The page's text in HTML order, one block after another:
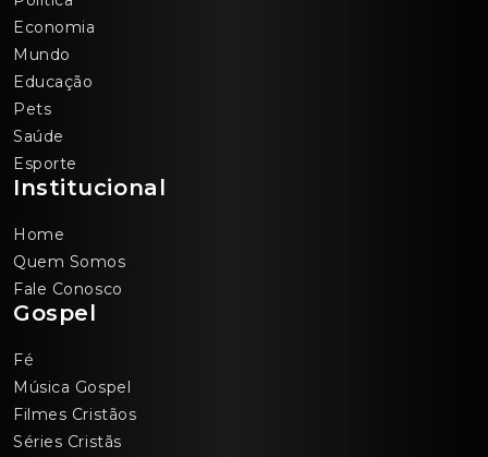
Economia
Mundo
Educação
Pets
Saúde
Esporte
Institucional
Home
Quem Somos
Fale Conosco
Gospel
Fé
Música Gospel
Filmes Cristãos
Séries Cristãs